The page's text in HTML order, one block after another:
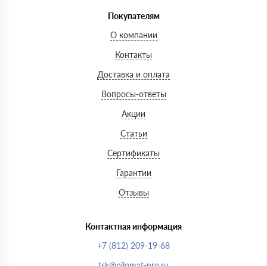
Покупателям
О компании
Контакты
Доставка и оплата
Вопросы-ответы
Акции
Статьи
Сертификаты
Гарантии
Отзывы
Контактная информация
+7 (812) 209-19-68